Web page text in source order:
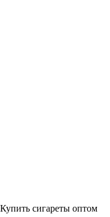
сигареты оптом